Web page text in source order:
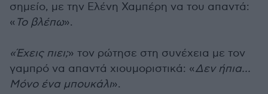
σημείο, με την Ελένη Χαμπέρη να του απαντά:
« Το βλέπω».
«Έχεις πιει;» τον ρώτησε στη συνέχεια με τον
γαμπρό να απαντά χιουμοριστικά: «Δεν ήπια...
Μόνο ένα μπουκάλι».